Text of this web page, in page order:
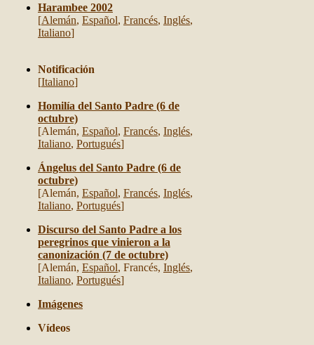
Harambee 2002
[Alemán, Español, Francés, Inglés,
Italiano]
Notificación
[Italiano]
Homilía del Santo Padre (6 de
octubre)
[Alemán, Español, Francés, Inglés,
Italiano, Portugués]
Ángelus del Santo Padre (6 de
octubre)
[Alemán, Español, Francés, Inglés,
Italiano, Portugués]
Discurso del Santo Padre a los
peregrinos que vinieron a la
canonización (7 de octubre)
[Alemán, Español, Francés, Inglés,
Italiano, Portugués]
Imágenes
Vídeos